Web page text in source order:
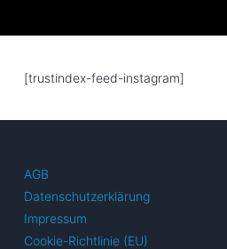
[trustindex-feed-instagram]
AGB
Datenschutzerklärung
Impressum
Cookie-Richtlinie (EU)